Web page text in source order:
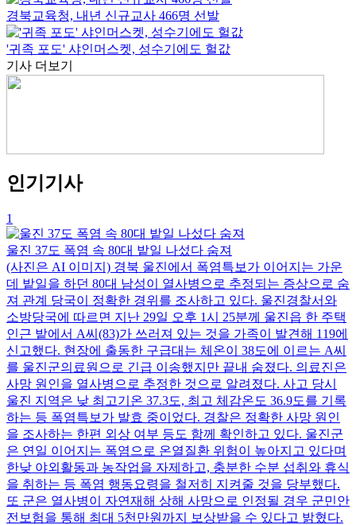
경북교육청, 내년 신규교사 466명 선발
'귀족 포도' 샤인머스켓, 성수기에도 헐값
기사 더보기
인기기사
1
울진 37도 폭염 속 80대 밭일 나섰다 숨져
(사진은 AI 이미지) 경북 울진에서 폭염특보가 이어지는 가운
데 밭일을 하던 80대 남성이 열사병으로 추정되는 증상으로 숨
져 관계 당국이 정확한 경위를 조사하고 있다. 울진경찰서와
소방당국에 따르면 지난 29일 오후 1시 25분께 울진읍 한 주택
인근 밭에서 A씨(83)가 쓰러져 있는 것을 가족이 발견해 119에
신고했다. 현장에 출동한 구급대는 체온이 38도에 이르는 A씨
를 울진군의료원으로 긴급 이송했지만 끝내 숨졌다. 의료진은
사망 원인을 열사병으로 추정한 것으로 알려졌다. 사고 당시
울진 지역은 낮 최고기온 37.3도, 최고 체감온도 36.9도를 기록
하는 등 폭염특보가 발효 중이었다. 경찰은 정확한 사망 원인
을 조사하는 한편 외상 여부 등도 함께 확인하고 있다. 울진군
은 연일 이어지는 폭염으로 온열질환 위험이 높아지고 있다며
한낮 야외활동과 농작업을 자제하고, 충분한 수분 섭취와 휴식
을 취하는 등 폭염 행동요령을 철저히 지켜줄 것을 당부했다.
또 군은 열사병이 자연재해 상해 사망으로 인정될 경우 군민안
전보험을 통해 최대 5천만원까지 보상받을 수 있다고 밝혔다.